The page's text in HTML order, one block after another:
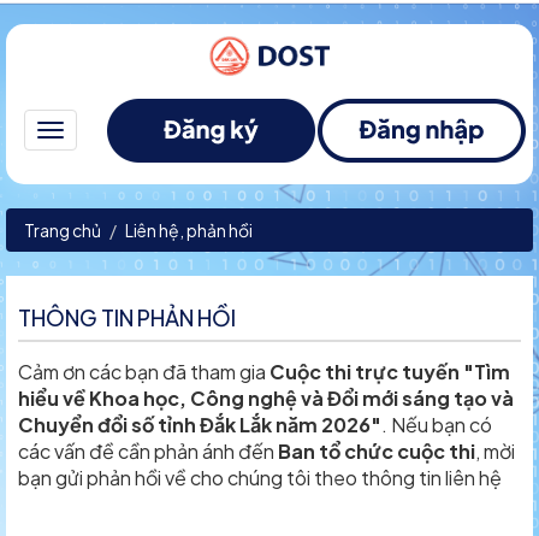
Toggle
navigation
Trang chủ Liên hệ, phản hồi
THÔNG TIN PHẢN HỒI
Cảm ơn các bạn đã tham gia Cuộc thi trực tuyến "Tìm
hiểu về Khoa học, Công nghệ và Đổi mới sáng tạo và
Chuyển đổi số tỉnh Đắk Lắk năm 2026". Nếu bạn có
các vấn đề cần phản ánh đến Ban tổ chức cuộc thi, mời
bạn gửi phản hồi về cho chúng tôi theo thông tin liên hệ